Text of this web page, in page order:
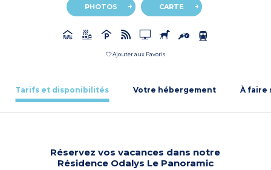
PHOTOS CARTE
Ajouter aux Favoris
Tarifs et disponibilités Votre hébergement À faire
Réservez vos vacances dans notre
Résidence Odalys Le Panoramic